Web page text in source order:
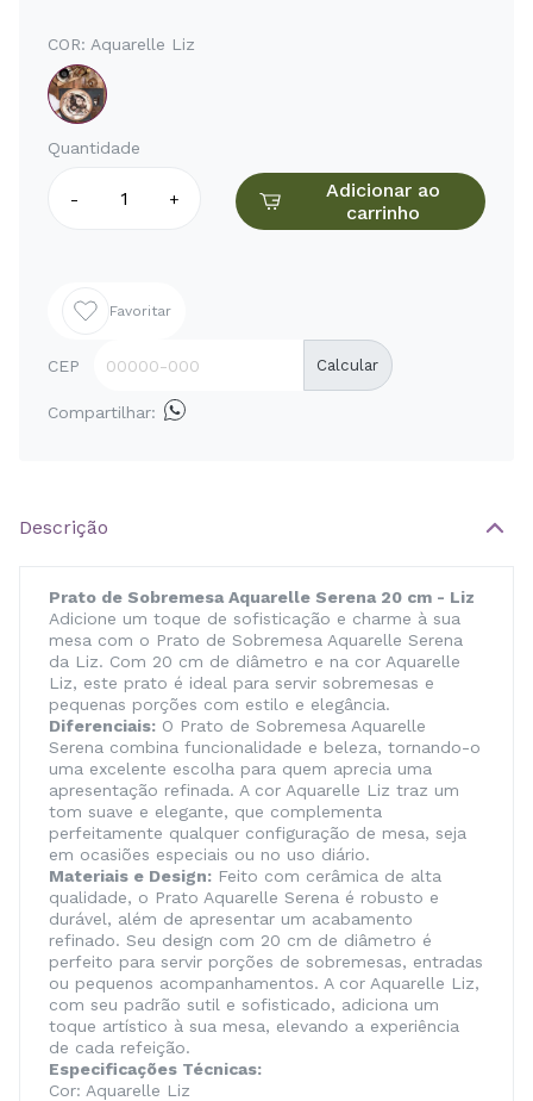
COR: Aquarelle Liz
Quantidade
- +
Adicionar ao
carrinho
Favoritar
CEP Calcular
Compartilhar:
Descrição
Prato de Sobremesa Aquarelle Serena 20 cm - Liz
Adicione um toque de sofisticação e charme à sua
mesa com o Prato de Sobremesa Aquarelle Serena
da Liz. Com 20 cm de diâmetro e na cor Aquarelle
Liz, este prato é ideal para servir sobremesas e
pequenas porções com estilo e elegância.
Diferenciais: O Prato de Sobremesa Aquarelle
Serena combina funcionalidade e beleza, tornando-o
uma excelente escolha para quem aprecia uma
apresentação refinada. A cor Aquarelle Liz traz um
tom suave e elegante, que complementa
perfeitamente qualquer configuração de mesa, seja
em ocasiões especiais ou no uso diário.
Materiais e Design: Feito com cerâmica de alta
qualidade, o Prato Aquarelle Serena é robusto e
durável, além de apresentar um acabamento
refinado. Seu design com 20 cm de diâmetro é
perfeito para servir porções de sobremesas, entradas
ou pequenos acompanhamentos. A cor Aquarelle Liz,
com seu padrão sutil e sofisticado, adiciona um
toque artístico à sua mesa, elevando a experiência
de cada refeição.
Especificações Técnicas:
Cor: Aquarelle Liz